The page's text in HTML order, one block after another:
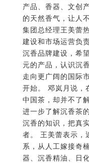
产品、香器、文创
的天然香气，让人
集团总经理王美蕾
建设和市场运营负
沉香品牌建设，希
元的产品，认识沉
走向更广阔的国际
开始。 邓岚月说，
中国茶，却并不了
进一步了解沉香茶
沉香的知识，把真
者。 王美蕾表示，
系，从人工嫁接奇
器、沉香精油、日